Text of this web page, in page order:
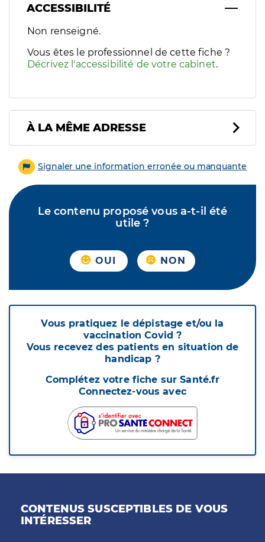
ACCESSIBILITÉ
Filtres
Sélectionnez un ou plusieurs handicaps/besoins
Non renseigné.
Vous êtes le professionnel de cette fiche ?
Décrivez l'accessibilité de votre cabinet.
À LA MÊME ADRESSE
Signaler une information erronée ou manquante
Le contenu proposé vous a-t-il été
utile ?
OUI NON
Vous pratiquez le dépistage et/ou la
vaccination Covid ?
Vous recevez des patients en situation de
handicap ?
Complétez votre fiche sur Santé.fr
Connectez-vous avec
CONTENUS SUSCEPTIBLES DE VOUS
INTÉRESSER